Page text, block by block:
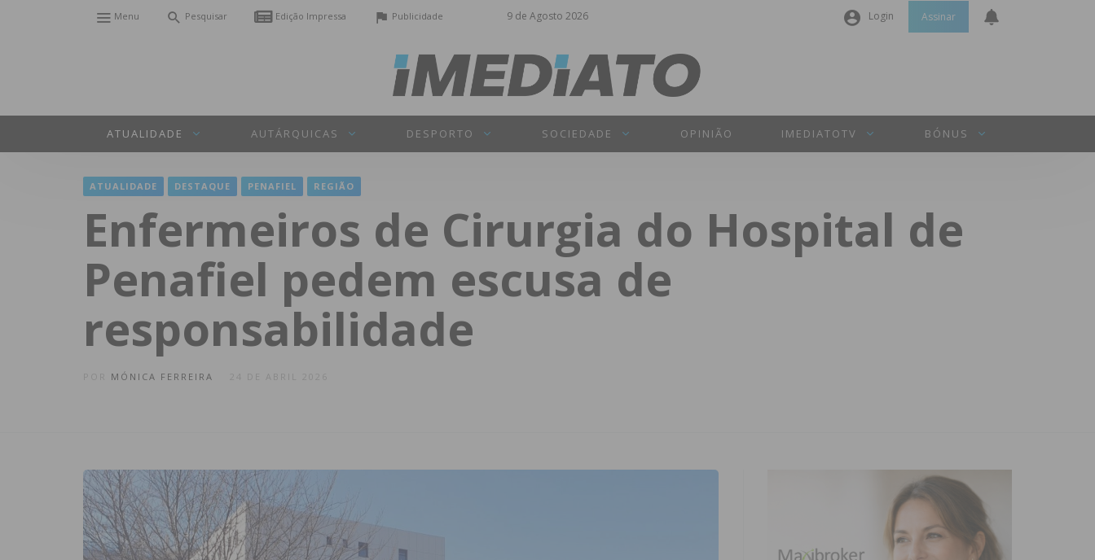
9 de Agosto 2026
Menu Pesquisar Edição Impressa Publicidade Login
Senha
INICIAR SESSÃO
Assinar
ATUALIDADE AUTÁRQUICAS DESPORTO SOCIEDADE OPINIÃO IMEDIATOTV BÓNUS
ATUALIDADE DESTAQUE PENAFIEL REGIÃO
Enfermeiros de Cirurgia do Hospital de
Penafiel pedem escusa de
responsabilidade
MÓNICA FERREIRA 24 DE ABRIL 2026